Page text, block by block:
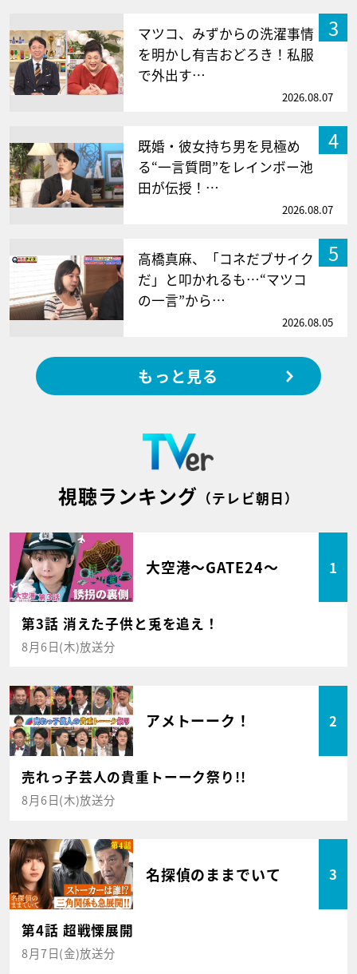
3
マツコ、みずからの洗濯事情
を明かし有吉おどろき！私服
で外出す…
2026.08.07
4
既婚・彼女持ち男を見極め
る“一言質問”をレインボー池
田が伝授！…
2026.08.07
5
高橋真麻、「コネだブサイク
だ」と叩かれるも…“マツコ
の一言”から…
2026.08.05
もっと見る
視聴ランキング （テレビ朝日）
大空港～GATE24～ 1
第3話 消えた子供と兎を追え！
8月6日(木)放送分
アメトーーク！ 2
売れっ子芸人の貴重トーーク祭り!!
8月6日(木)放送分
名探偵のままでいて 3
第4話 超戦慄展開
8月7日(金)放送分